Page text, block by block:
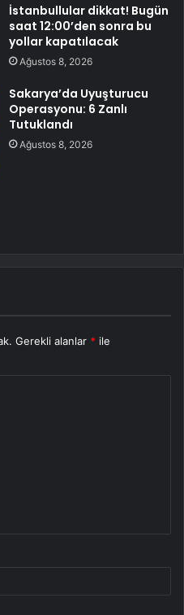
İstanbullular dikkat! Bugün
saat 12:00’den sonra bu
yollar kapatılacak
Ağustos 8, 2026
Sakarya’da Uyuşturucu
Operasyonu: 6 Zanlı
Tutuklandı
Ağustos 8, 2026
Gerekli alanlar * ile